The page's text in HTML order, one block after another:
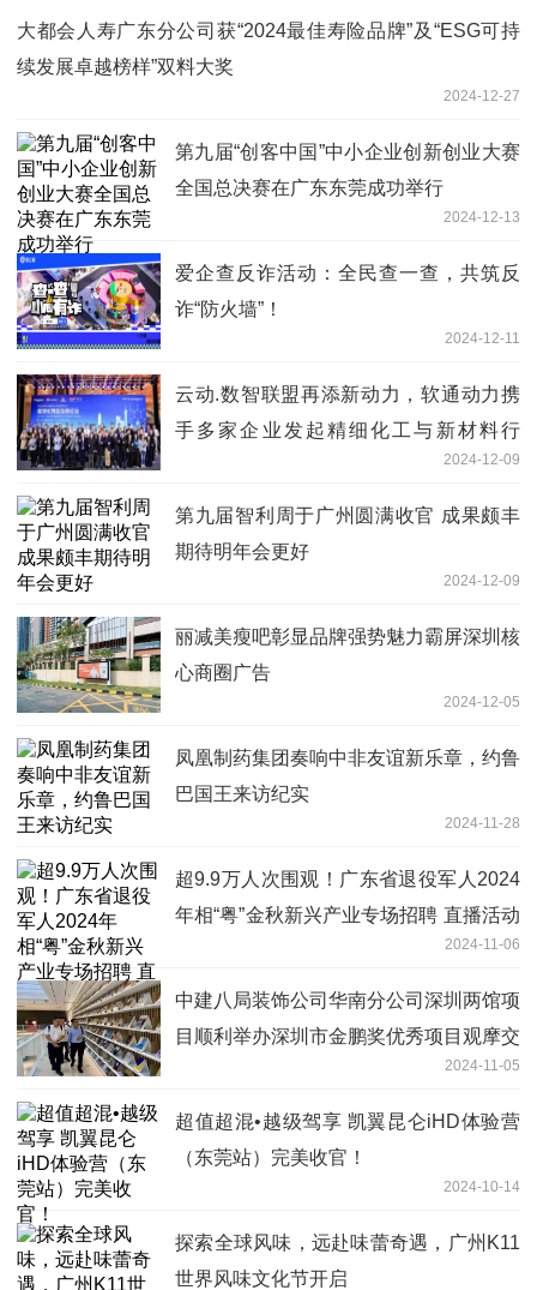
大都会人寿广东分公司获“2024最佳寿险品牌”及“ESG可持
续发展卓越榜样”双料大奖
2024-12-27
第九届“创客中国”中小企业创新创业大赛
全国总决赛在广东东莞成功举行
2024-12-13
爱企查反诈活动：全民查一查，共筑反
诈“防火墙”！
2024-12-11
云动.数智联盟再添新动力，软通动力携
手多家企业发起精细化工与新材料行
业“1+1+N”产业链数字化转型生态联合
2024-12-09
第九届智利周于广州圆满收官 成果颇丰
期待明年会更好
2024-12-09
丽减美瘦吧彰显品牌强势魅力霸屏深圳核
心商圈广告
2024-12-05
凤凰制药集团奏响中非友谊新乐章，约鲁
巴国王来访纪实
2024-11-28
超9.9万人次围观！广东省退役军人2024
年相“粤”金秋新兴产业专场招聘 直播活动
2024-11-06
中建八局装饰公司华南分公司深圳两馆项
目顺利举办深圳市金鹏奖优秀项目观摩交
2024-11-05
超值超混•越级驾享 凯翼昆仑iHD体验营
（东莞站）完美收官！
2024-10-14
探索全球风味，远赴味蕾奇遇，广州K11
世界风味文化节开启